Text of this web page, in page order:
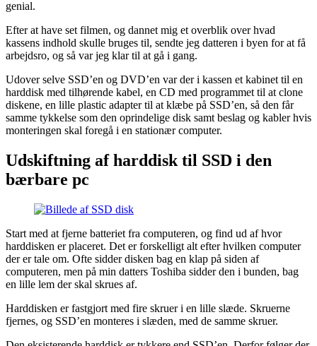
genial.
Efter at have set filmen, og dannet mig et overblik over hvad
kassens indhold skulle bruges til, sendte jeg datteren i byen for at få
arbejdsro, og så var jeg klar til at gå i gang.
Udover selve SSD’en og DVD’en var der i kassen et kabinet til en
harddisk med tilhørende kabel, en CD med programmet til at clone
diskene, en lille plastic adapter til at klæbe på SSD’en, så den får
samme tykkelse som den oprindelige disk samt beslag og kabler hvis
monteringen skal foregå i en stationær computer.
Udskiftning af harddisk til SSD i den
bærbare pc
Start med at fjerne batteriet fra computeren, og find ud af hvor
harddisken er placeret. Det er forskelligt alt efter hvilken computer
der er tale om. Ofte sidder disken bag en klap på siden af
computeren, men på min datters Toshiba sidder den i bunden, bag
en lille lem der skal skrues af.
Harddisken er fastgjort med fire skruer i en lille slæde. Skruerne
fjernes, og SSD’en monteres i slæden, med de samme skruer.